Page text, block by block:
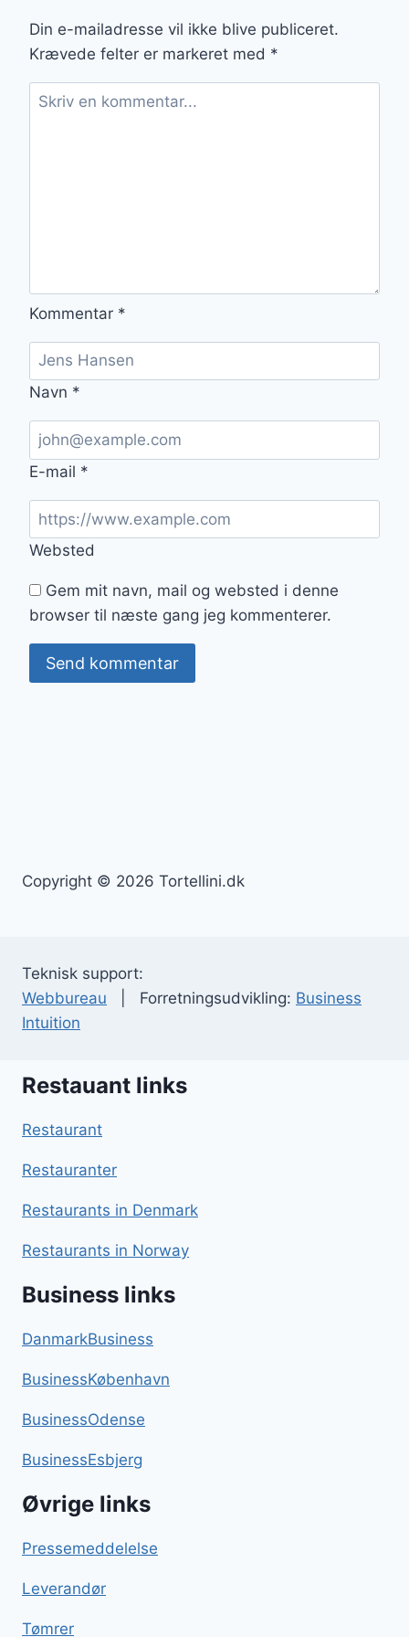
MAVER
Din e-mailadresse vil ikke blive publiceret.
Krævede felter er markeret med *
Kommentar *
Navn *
E-mail *
Websted
Gem mit navn, mail og websted i denne
browser til næste gang jeg kommenterer.
Copyright © 2026 Tortellini.dk
Teknisk support:
Webbureau | Forretningsudvikling: Business
Intuition
Restauant links
Restaurant
Restauranter
Restaurants in Denmark
Restaurants in Norway
Business links
DanmarkBusiness
BusinessKøbenhavn
BusinessOdense
BusinessEsbjerg
Øvrige links
Pressemeddelelse
Leverandør
Tømrer